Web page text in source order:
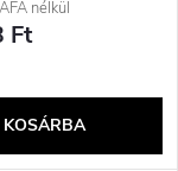
nélkül
Ft
KOSÁRBA